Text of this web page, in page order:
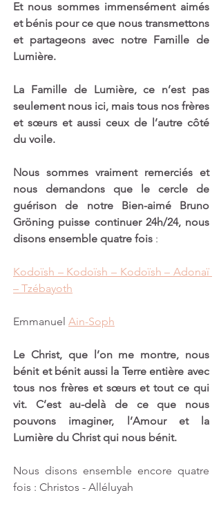
Et nous sommes immensément aimés
et bénis pour ce que nous transmettons
et partageons avec notre Famille de
Lumière.
La Famille de Lumière, ce n’est pas
seulement nous ici, mais tous nos frères
et sœurs et aussi ceux de l’autre côté
du voile.
Nous sommes vraiment remerciés et
nous demandons que le cercle de
guérison de notre Bien-aimé Bruno
Gröning puisse continuer 24h/24, nous
disons ensemble quatre fois :
Kodoïsh – Kodoïsh – Kodoïsh – Adonaï
– Tzébayoth
Emmanuel Ain-Soph
Le Christ, que l’on me montre, nous
bénit et bénit aussi la Terre entière avec
tous nos frères et sœurs et tout ce qui
vit. C’est au-delà de ce que nous
pouvons imaginer, l’Amour et la
Lumière du Christ qui nous bénit.
Nous disons ensemble encore quatre
fois : Christos - Alléluyah